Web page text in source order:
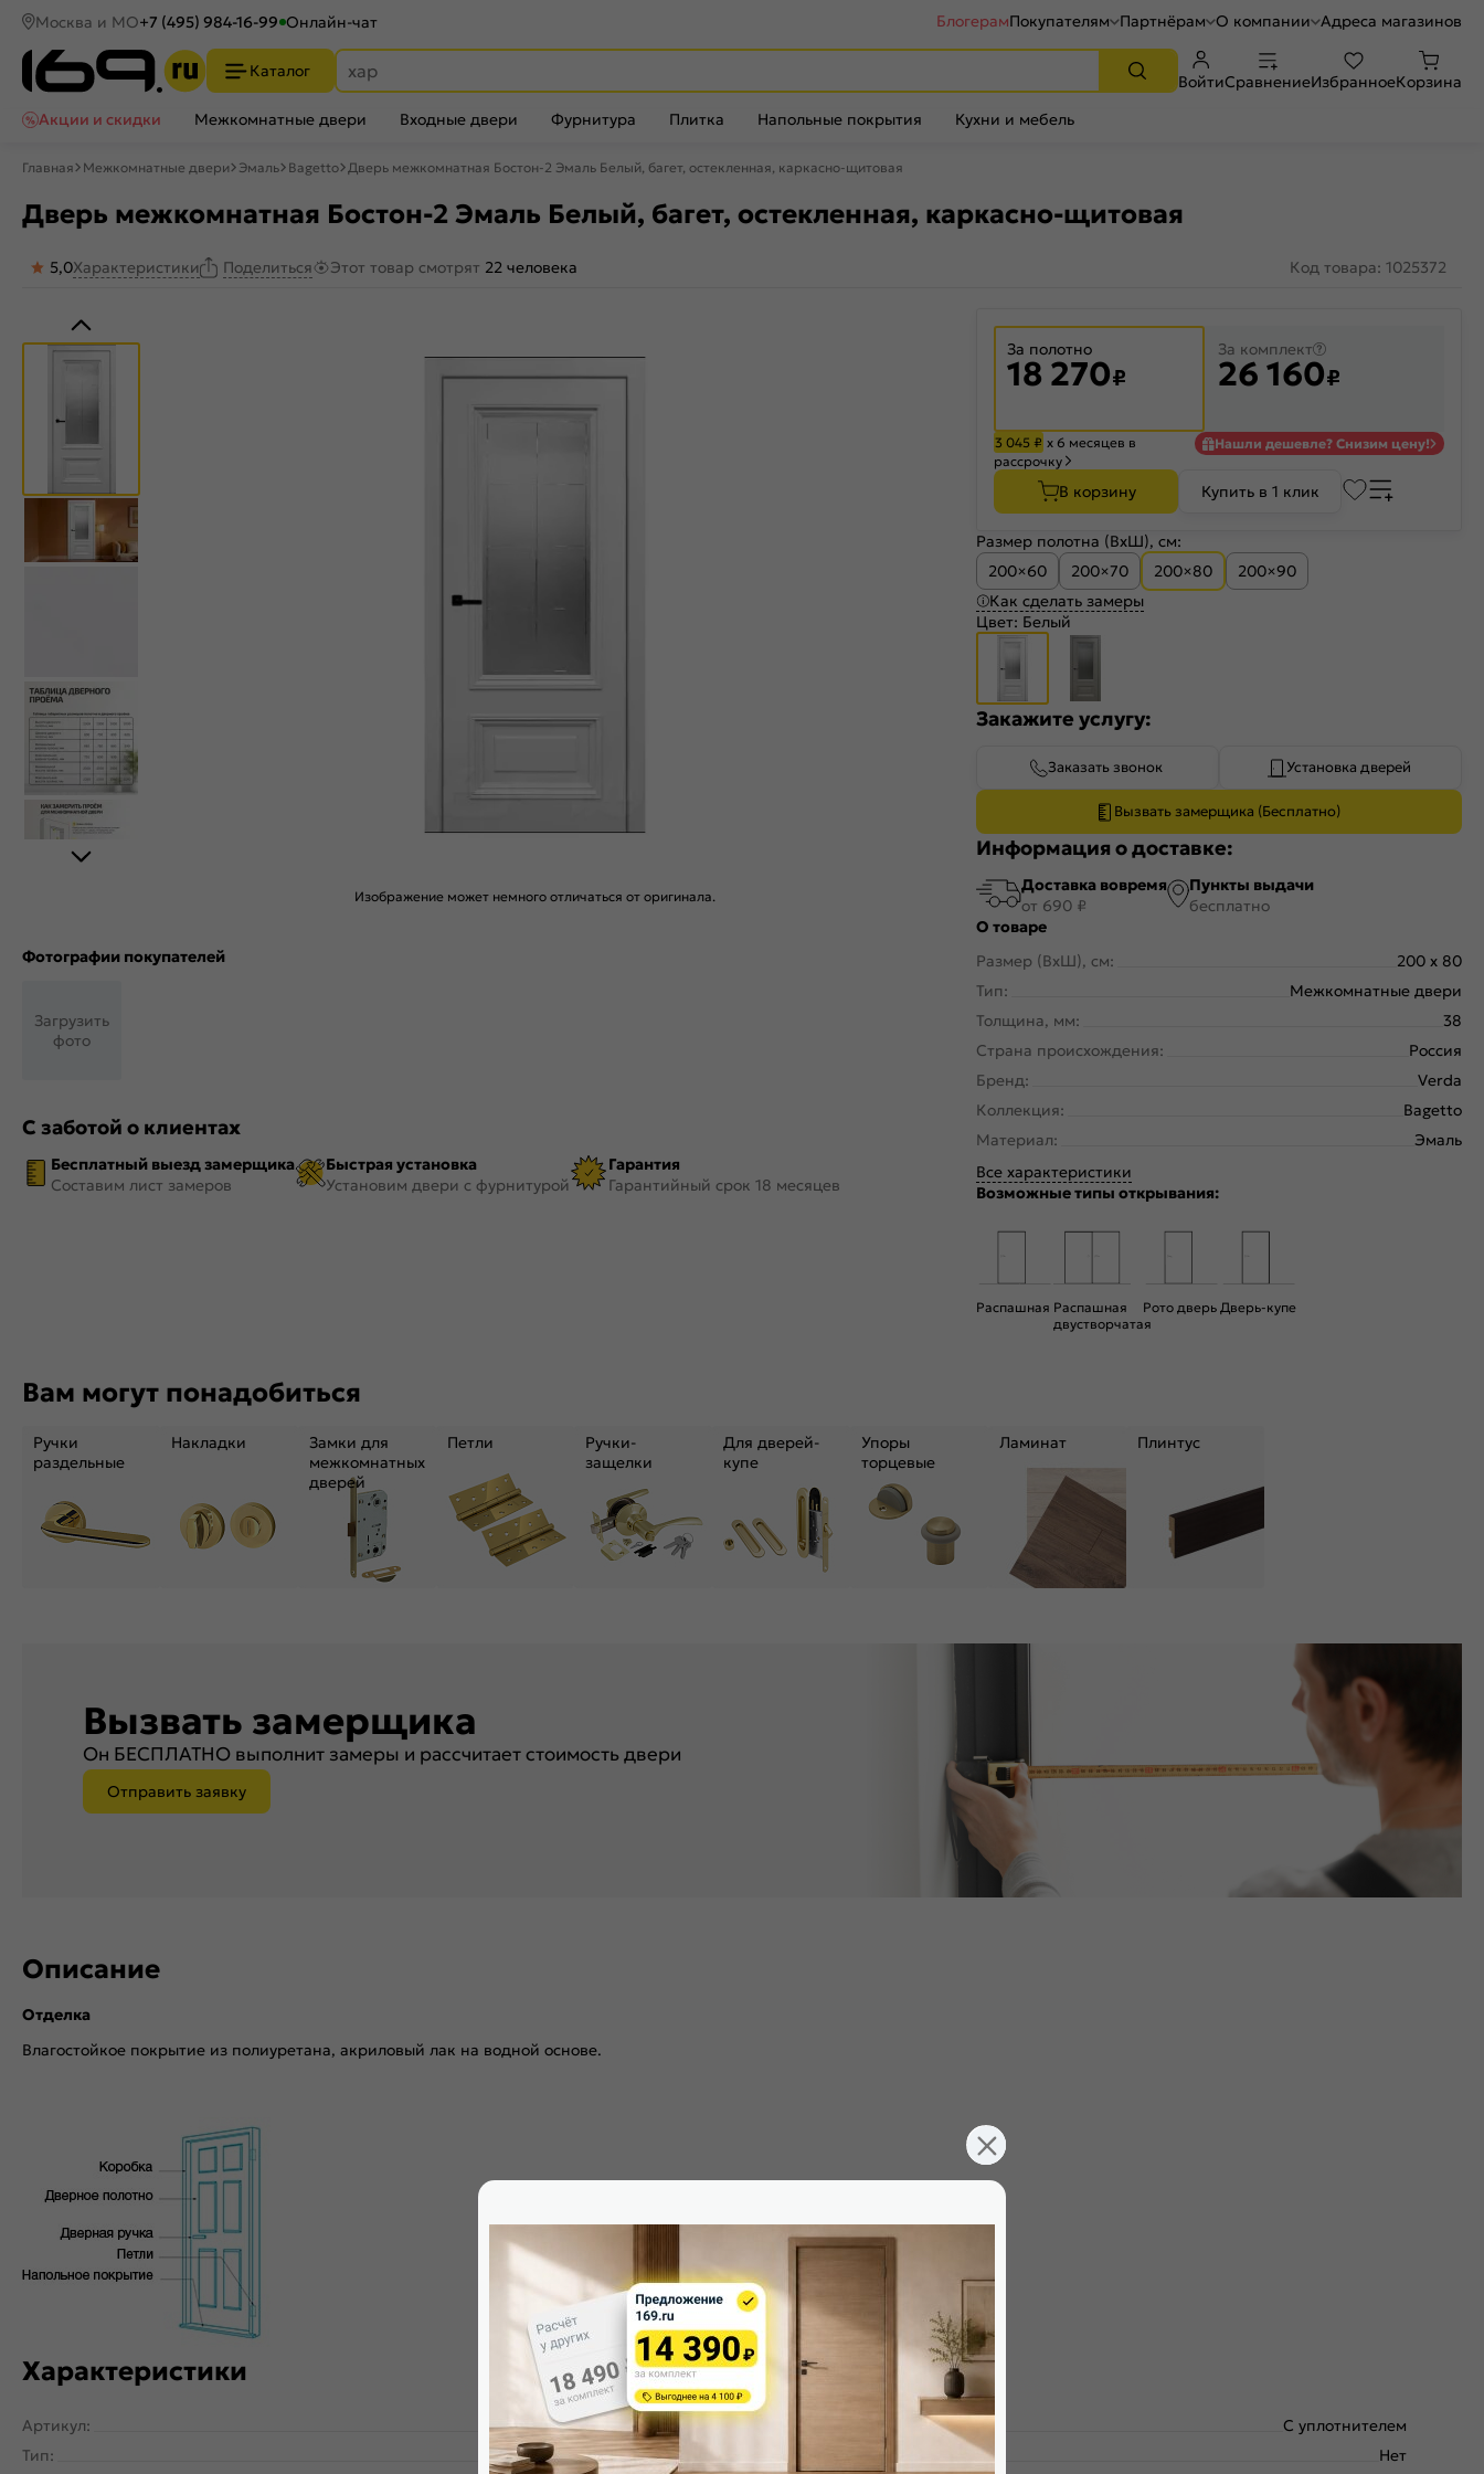
Москва и МО+7 (495) 984-16-99 Онлайн-чат БлогерамПокупателям Партнёрам О компании Адреса магазинов
Каталог
ВойтиСравнениеИзбранноеКорзина
Акции и скидки
Межкомнатные двери Входные двери Фурнитура Плитка Напольные покрытия Кухни и мебель
Главная Межкомнатные двери Эмаль Bagetto Дверь межкомнатная Бостон-2 Эмаль Белый, багет, остекленная, каркасно-щитовая
Дверь межкомнатная Бостон-2 Эмаль Белый, багет, остекленная, каркасно-щитовая
5,0Характеристики Поделиться Этот товар смотрят 22 человека Код товара: 1025372
Изображение может немного отличаться от оригинала.
Фотографии покупателей
Загрузить
фото
С заботой о клиентах
Бесплатный выезд замерщика
Составим лист замеров
Быстрая установка
Установим двери с фурнитурой
Гарантия
Гарантийный срок 18 месяцев
За полотно
18 270₽
За комплект
26 160₽
3 045 ₽ х 6 месяцев в
рассрочку
Нашли дешевле? Снизим цену!
В корзину Купить в 1 клик
Размер полотна (ВхШ), см:
200×60
200×70 200×80
200×90
Как сделать замеры
Цвет: Белый
Закажите услугу:
Заказать звонок Установка дверей
Вызвать замерщика (Бесплатно)
Информация о доставке:
Доставка вовремя
от 690 ₽
Пункты выдачи
бесплатно
О товаре
Размер (ВхШ), см:
200 x 80
Тип:
Межкомнатные двери
Толщина, мм:
38
Страна происхождения:
Россия
Бренд:
Verda
Коллекция:
Bagetto
Материал:
Эмаль
Все характеристики
Возможные типы открывания:
Распашная Распашная
двустворчатая
Рото дверь Дверь-купе
Вам могут понадобиться
Ручки
раздельные
Накладки
Замки для
межкомнатных
дверей
Петли
Ручки-
защелки
Для дверей-
купе
Упоры
торцевые
Ламинат Плинтус
Вызвать замерщика
Он БЕСПЛАТНО выполнит замеры и рассчитает стоимость двери
Отправить заявку
Описание
Отделка
Влагостойкое покрытие из полиуретана, акриловый лак на водной основе.
Характеристики
Артикул:
VRDBST0014
Тип:
Межкомнатные двери
Тип коробки:
С уплотнителем
Нет